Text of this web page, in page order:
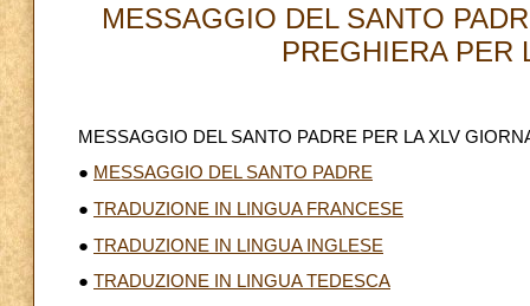
MESSAGGIO DEL SANTO
PREGHIERA PER
MESSAGGIO DEL SANTO PADRE PER LA XLV
● MESSAGGIO DEL SANTO PADRE
● TRADUZIONE IN LINGUA FRANCESE
● TRADUZIONE IN LINGUA INGLESE
● TRADUZIONE IN LINGUA TEDESCA